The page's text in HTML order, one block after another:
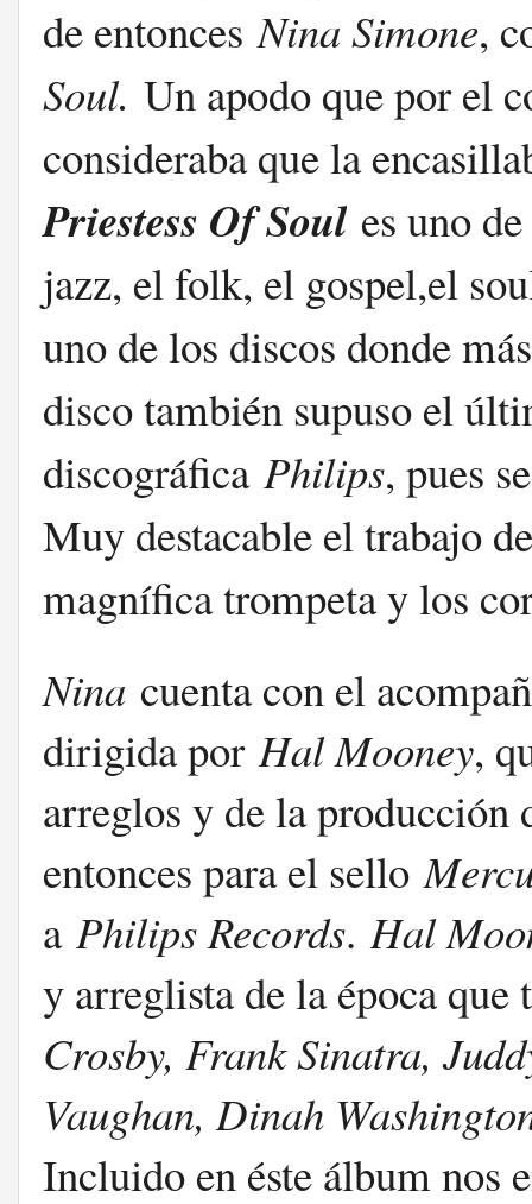
de entoncesNina Simone,
Soul. Un apodo que por el
consideraba que la
Priestess Of Soul es uno
jazz, el folk, el gospel,el
uno de los discos donde
disco también supuso el
discográfica Philips, pues
Muy destacable el trabajo
magnífica trompeta y los
Nina cuenta con el
dirigida porHal Mooney,
arreglos y de la
entonces para el sello
a Philips Records.Hal
y arreglista de la época
Crosby, Frank Sinatra,
Vaughan, Dinah
Incluido en éste álbum nos